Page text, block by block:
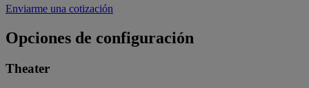
Enviarme una cotización
Opciones de configuración
Theater